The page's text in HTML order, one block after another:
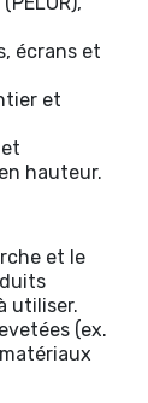
écrans et
et
hauteur.
et le
utiliser.
(ex.